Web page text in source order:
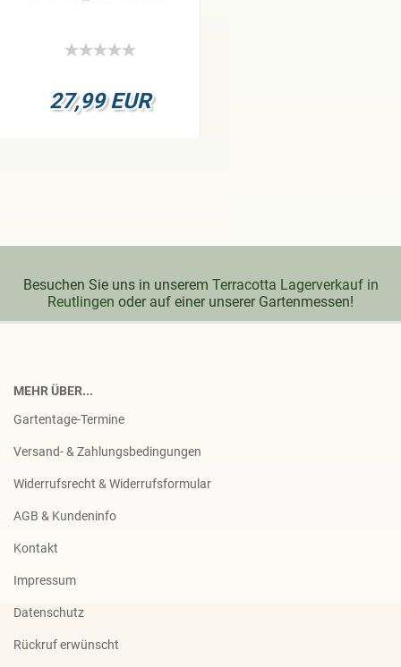
27,99 EUR
Besuchen Sie uns in unserem Terracotta Lagerverkauf in
Reutlingen oder auf einer unserer Gartenmessen!
MEHR ÜBER...
Gartentage-Termine
Versand- & Zahlungsbedingungen
Widerrufsrecht & Widerrufsformular
AGB & Kundeninfo
Kontakt
Impressum
Datenschutz
Rückruf erwünscht